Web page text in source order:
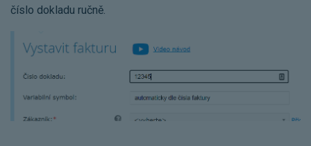
číslo dokladu ručně.